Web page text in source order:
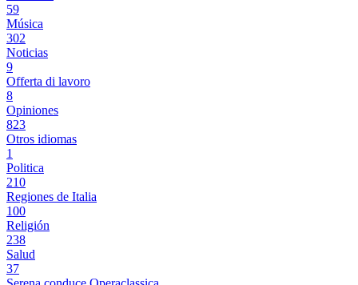
59
Música
302
Noticias
9
Offerta di lavoro
8
Opiniones
823
Otros idiomas
1
Politica
210
Regiones de Italia
100
Religión
238
Salud
37